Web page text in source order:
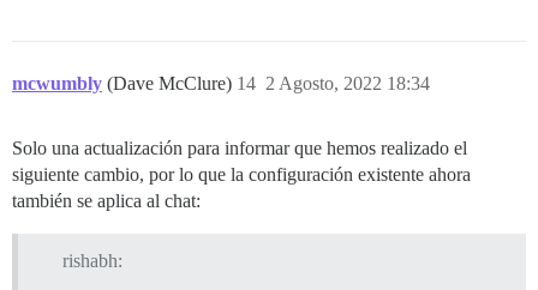
mcwumbly (Dave McClure) 2 Agosto, 2022 18:34
14
Solo una actualización para informar que hemos realizado el
siguiente cambio, por lo que la configuración existente ahora
también se aplica al chat:
rishabh: